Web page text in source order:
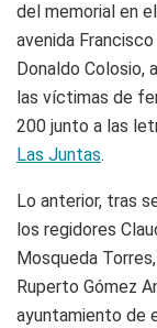
del memorial en
avenida
Donaldo Colosio,
las víctimas de
200 junto a las
Las Juntas.
Lo anterior, tras
los regidores
Mosqueda
Ruperto Gómez
ayuntamiento de